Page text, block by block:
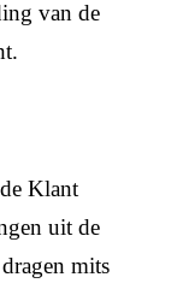
van de
Klant
uit de
mits